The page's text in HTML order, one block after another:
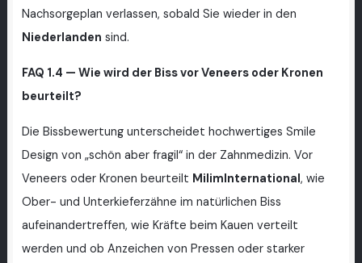
Nachsorgeplan verlassen, sobald Sie wieder in den
Niederlanden sind.
FAQ 1.4 — Wie wird der Biss vor Veneers oder Kronen
beurteilt?
Die Bissbewertung unterscheidet hochwertiges Smile
Design von „schön aber fragil“ in der Zahnmedizin. Vor
Veneers oder Kronen beurteilt MilimInternational, wie
Ober- und Unterkieferzähne im natürlichen Biss
aufeinandertreffen, wie Kräfte beim Kauen verteilt
werden und ob Anzeichen von Pressen oder starker